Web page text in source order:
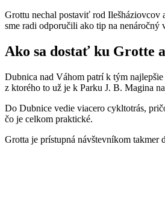
Grottu nechal postaviť rod
sme radi odporučili ako tip na nenáročný
Ako sa dostať ku Grotte
Dubnica nad Váhom patrí k tým
z ktorého to už je k Parku J. B. Magina
Do Dubnice vedie viacero cykltotrás,
čo je celkom praktické.
Grotta je prístupná návštevníkom takmer